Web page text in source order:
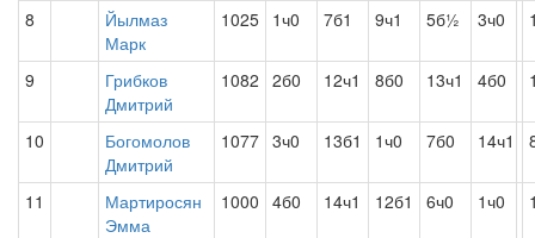
8
Йылмаз
Марк
1025 1ч0 7б1 9ч1 5б½ 3ч0
9
Грибков
Дмитрий
1082 2б0 12ч1 8б0 13ч1 4б0
10
Богомолов
Дмитрий
1077 3ч0 13б1 1ч0 7б0 14ч1
11
Мартиросян
Эмма
1000 4б0 14ч1 12б1 6ч0 1ч0